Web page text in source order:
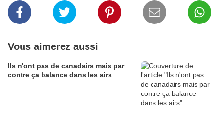
Vous aimerez aussi
Ils n'ont pas de canadairs mais par
contre ça balance dans les airs